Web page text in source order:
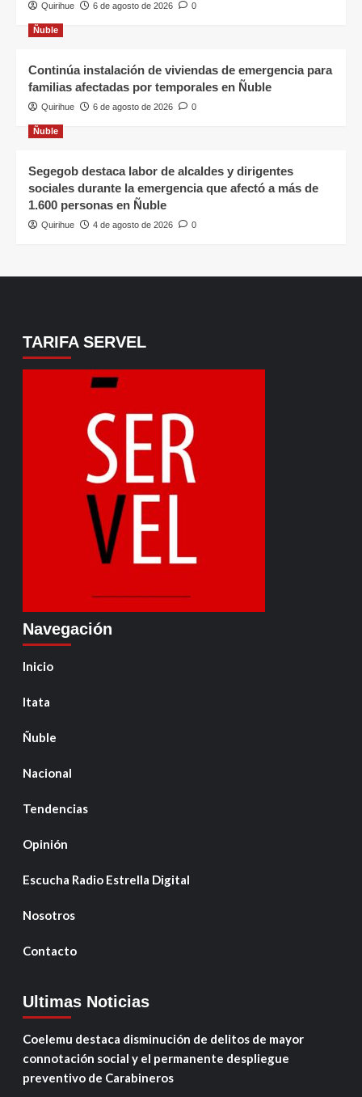
Quirihue 6 de agosto de 2026 0
Ñuble
Continúa instalación de viviendas de emergencia para
familias afectadas por temporales en Ñuble
Quirihue 6 de agosto de 2026 0
Ñuble
Segegob destaca labor de alcaldes y dirigentes
sociales durante la emergencia que afectó a más de
1.600 personas en Ñuble
Quirihue 4 de agosto de 2026 0
TARIFA SERVEL
Navegación
Inicio
Itata
Ñuble
Nacional
Tendencias
Opinión
Escucha Radio Estrella Digital
Nosotros
Contacto
Ultimas Noticias
Coelemu destaca disminución de delitos de mayor
connotación social y el permanente despliegue
preventivo de Carabineros